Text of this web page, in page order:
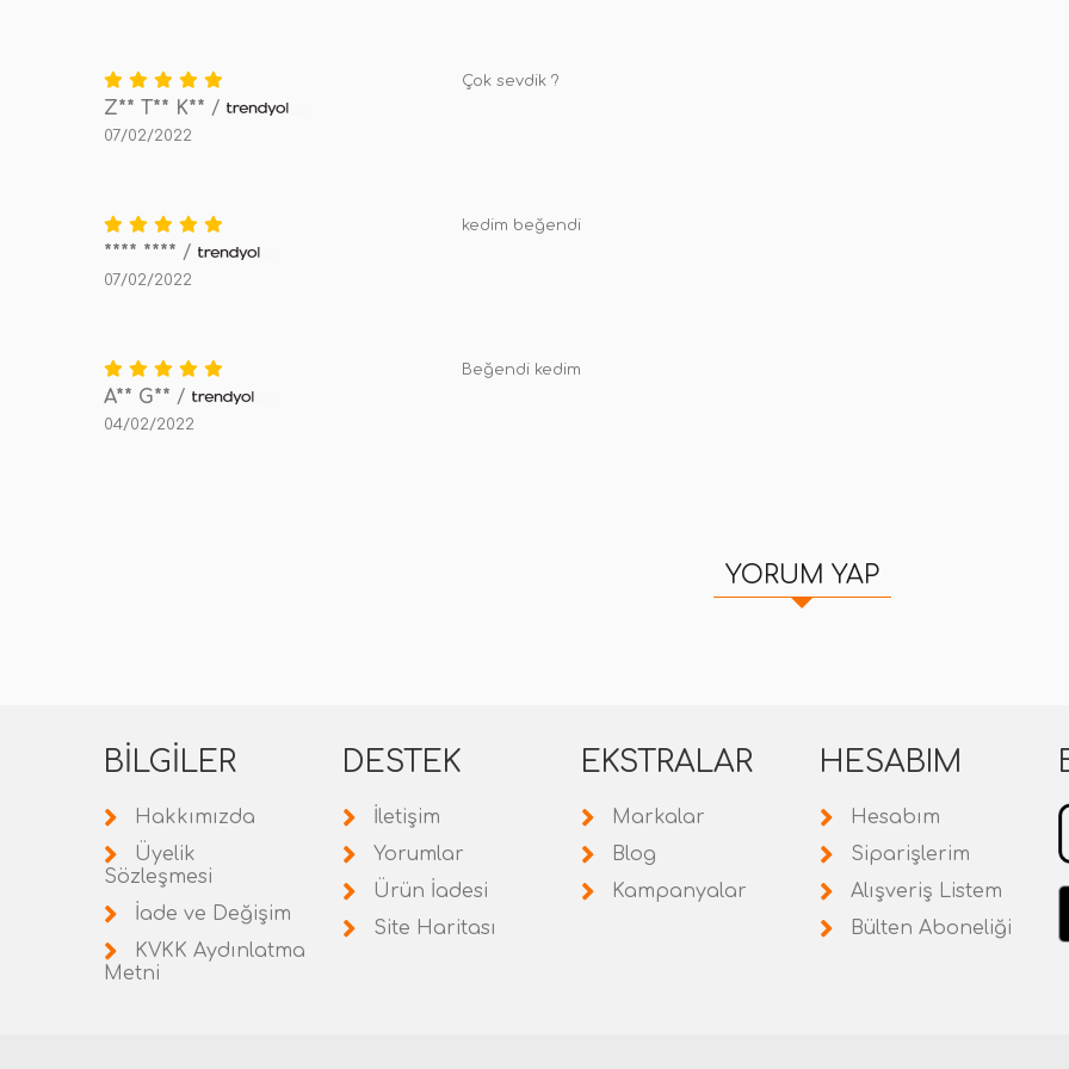
Z** T** K** /
07/02/2022
Çok sevdik ?
**** **** /
07/02/2022
kedim beğendi
A** G** /
04/02/2022
Beğendi kedim
YORUM YAP
BILGILER
Hakkımızda
Üyelik
Sözleşmesi
İade ve Değişim
KVKK Aydınlatma
Metni
DESTEK
İletişim
Yorumlar
Ürün İadesi
Site Haritası
EKSTRALAR
Markalar
Blog
Kampanyalar
HESABIM
Hesabım
Siparişlerim
Alışveriş Listem
Bülten Aboneliği